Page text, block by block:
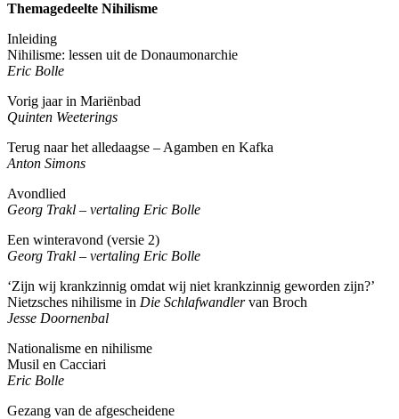
Themagedeelte Nihilisme
Inleiding
Nihilisme: lessen uit de Donaumonarchie
Eric Bolle
Vorig jaar in Mariënbad
Quinten Weeterings
Terug naar het alledaagse – Agamben en Kafka
Anton Simons
Avondlied
Georg Trakl – vertaling Eric Bolle
Een winteravond (versie 2)
Georg Trakl – vertaling Eric Bolle
‘Zijn wij krankzinnig omdat wij niet krankzinnig geworden zijn?’
Nietzsches nihilisme in Die Schlafwandlervan Broch
Jesse Doornenbal
Nationalisme en nihilisme
Musil en Cacciari
Eric Bolle
Gezang van de afgescheidene